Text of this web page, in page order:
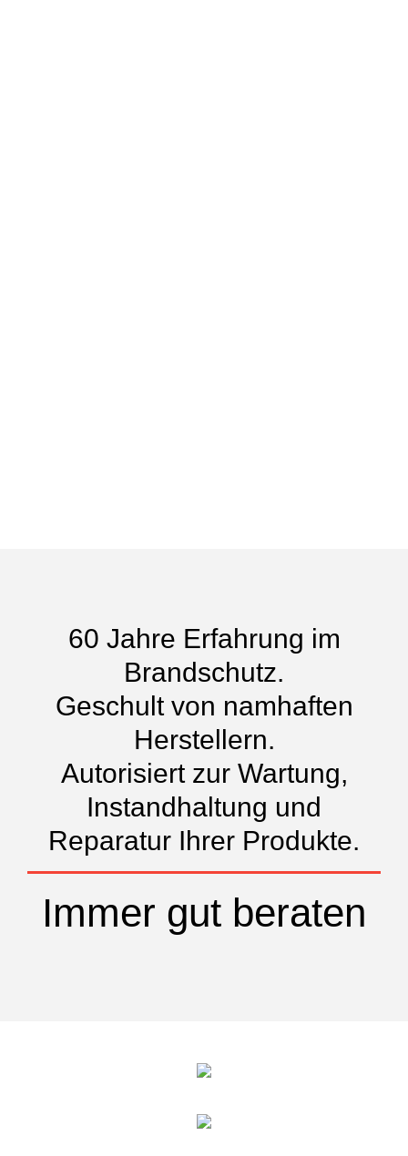
60 Jahre Erfahrung im
Brandschutz.
Geschult von namhaften
Herstellern.
Autorisiert zur Wartung,
Instandhaltung und
Reparatur Ihrer Produkte.
Immer gut beraten